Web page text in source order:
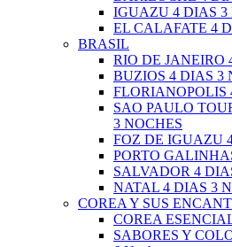
IGUAZU 4 DIAS 3
EL CALAFATE 4
BRASIL
RIO DE JANEIRO
BUZIOS 4 DIAS 3
FLORIANOPOLIS
SAO PAULO
3 NOCHES
FOZ DE IGUAZU
PORTO
SALVADOR 4
NATAL 4 DIAS 3
COREA Y SUS
COREA
SABORES Y